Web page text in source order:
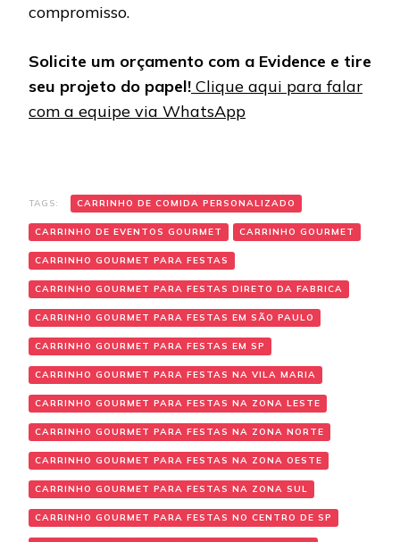
compromisso.
Solicite um orçamento com a Evidence e tire
seu projeto do papel! Clique aqui para falar
com a equipe via WhatsApp
TAGS: CARRINHO DE COMIDA PERSONALIZADO
CARRINHO DE EVENTOS GOURMET CARRINHO GOURMET
CARRINHO GOURMET PARA FESTAS
CARRINHO GOURMET PARA FESTAS DIRETO DA FABRICA
CARRINHO GOURMET PARA FESTAS EM SÃO PAULO
CARRINHO GOURMET PARA FESTAS EM SP
CARRINHO GOURMET PARA FESTAS NA VILA MARIA
CARRINHO GOURMET PARA FESTAS NA ZONA LESTE
CARRINHO GOURMET PARA FESTAS NA ZONA NORTE
CARRINHO GOURMET PARA FESTAS NA ZONA OESTE
CARRINHO GOURMET PARA FESTAS NA ZONA SUL
CARRINHO GOURMET PARA FESTAS NO CENTRO DE SP